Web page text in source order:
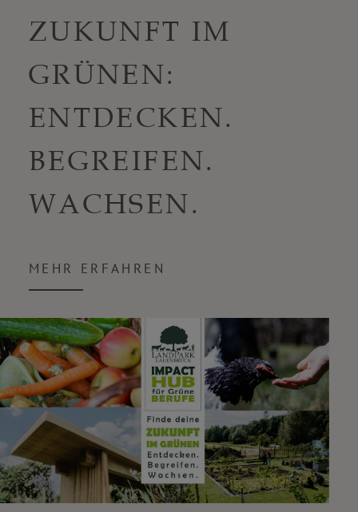
ZUKUNFT IM
GRÜNEN:
ENTDECKEN.
BEGREIFEN.
WACHSEN.
MEHR ERFAHREN